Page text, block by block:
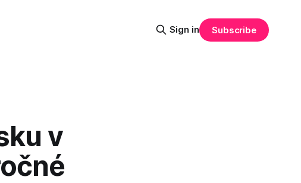
Sign in Subscribe
v